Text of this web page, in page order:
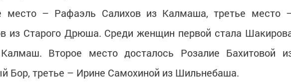
место – Рафаэль Салихов из Калмаша, третье место
из Старого Дрюша. Среди женщин первой стала
Второе место досталось Розалие Бахитовой
Бор, третье – Ирине Самохиной из Шильнебаша.